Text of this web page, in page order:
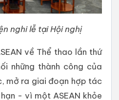
nghi lễ tại Hội nghị
về Thể thao lần thứ
những thành công của
mở ra giai đoạn hợp tác
- vì một ASEAN khỏe